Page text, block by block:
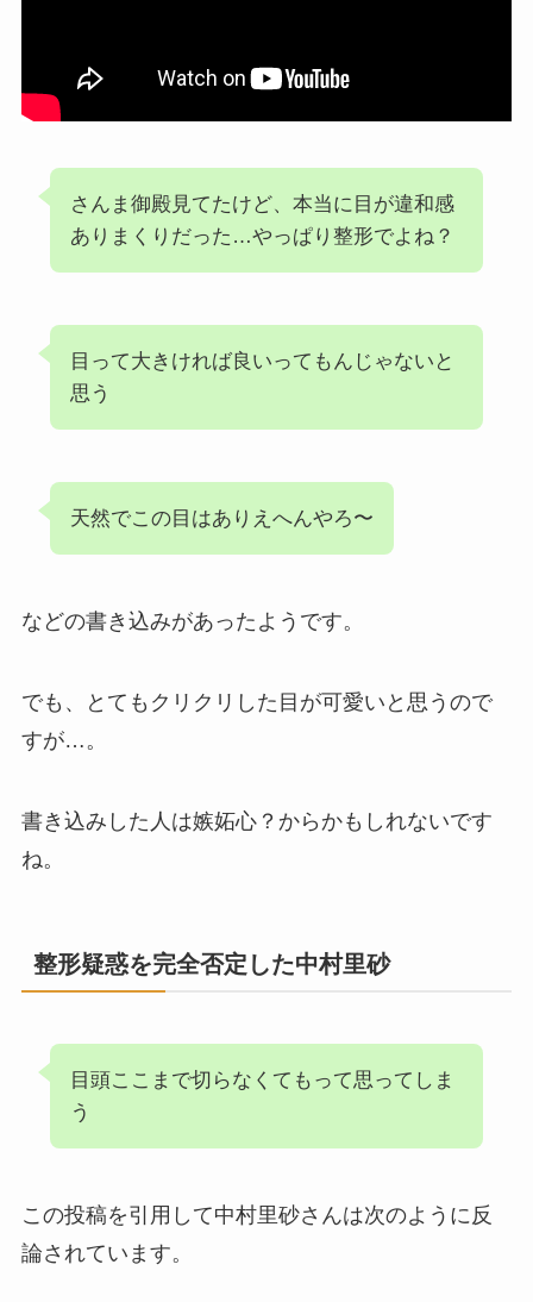
さんま御殿見てたけど、本当に目が違和感
ありまくりだった…やっぱり整形でよね？
目って大きければ良いってもんじゃないと
思う
天然でこの目はありえへんやろ〜
などの書き込みがあったようです。
でも、とてもクリクリした目が可愛いと思うので
すが…。
書き込みした人は嫉妬心？からかもしれないです
ね。
整形疑惑を完全否定した中村里砂
目頭ここまで切らなくてもって思ってしま
う
この投稿を引用して中村里砂さんは次のように反
論されています。